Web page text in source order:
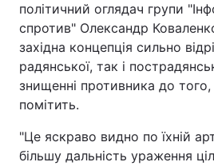
політичний оглядач групи
спротив" Олександр
західна концепція сильно
радянської, так і
знищенні противника до того,
помітить.
"Це яскраво видно по їхній
більшу дальність ураження